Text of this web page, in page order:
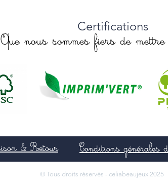
Certifications
Que nous sommes fiers de
& Retour Conditions générales
© Tous droits réservés - celiabeaujeux 2025